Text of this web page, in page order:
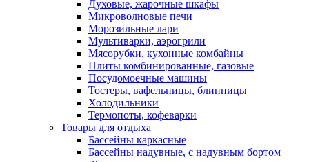
Духовые, жарочные шкафы
Микроволновые печи
Морозильные лари
Мультиварки, аэрогрили
Мясорубки, кухонные комбайны
Плиты комбинированные, газовые
Посудомоечные машины
Тостеры, вафельницы, блинницы
Холодильники
Термопоты, кофеварки
Товары для отдыха
Бассейны каркасные
Бассейны надувные, с надувным бортом